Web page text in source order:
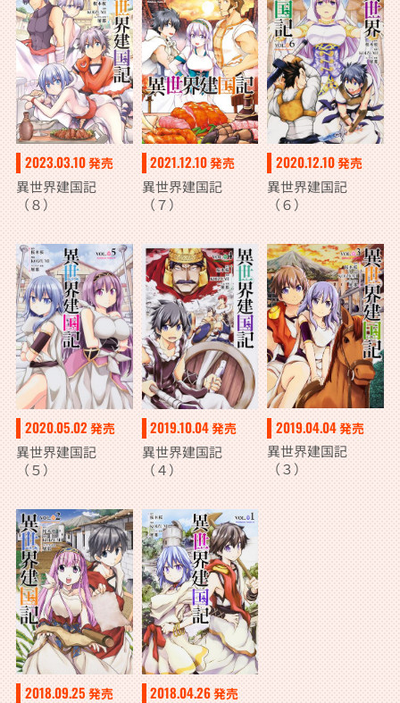
2023.03.10発売
異世界建国記
（８）
2021.12.10発売
異世界建国記
（７）
2020.12.10発売
異世界建国記
（６）
2020.05.02発売
異世界建国記
（５）
2019.10.04発売
異世界建国記
（４）
2019.04.04発売
異世界建国記
（３）
2018.09.25 発売 2018.04.26発売